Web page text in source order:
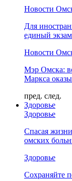
Новости
Для
единый
Новости
Мэр Омска:
Маркса
пред. след.
Здоровье
Здоровье
Спасая
омских
Здоровье
Сохраняйте